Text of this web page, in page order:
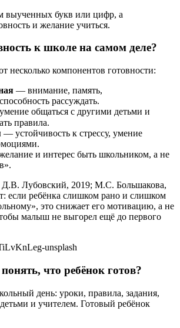
выученных букв или цифр, а
и желание учиться.
к школе на самом деле?
несколько компонентов готовности:
— внимание, память,
рассуждать.
общаться с другими детьми и
правила.
— устойчивость к стрессу, умение
и интерес быть школьником, а не
Лубовский, 2019; М.С. Большакова,
если ребёнка слишком рано и слишком
это снижает его мотивацию, а не
малыш не выгорел ещё до первого
что ребёнок готов?
день: уроки, правила, задания,
и учителем. Готовый ребёнок